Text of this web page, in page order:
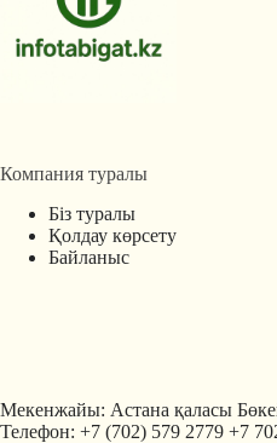
Компания туралы
Біз туралы
Қолдау көрсету
Байланыс
Мекенжайы: Астана қаласы
Телефон: +7 (702) 579 2779 +7